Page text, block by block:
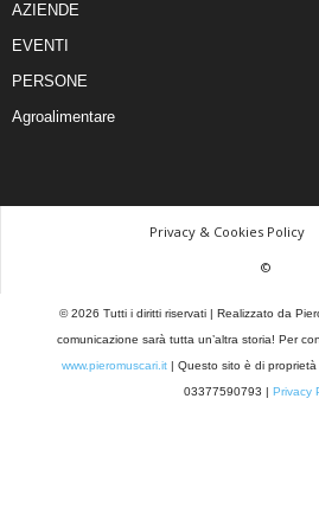
AZIENDE
EVENTI
PERSONE
Agroalimentare
Privacy & Cookies Policy
©
© 2026 Tutti i diritti riservati | Realizzato da
comunicazione sarà tutta un’altra storia! Per
www.pieromuscari.it| Questo sito è di proprietà
03377590793 | Privacy